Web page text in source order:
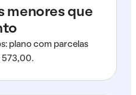
menores que
plano com parcelas
573,00.